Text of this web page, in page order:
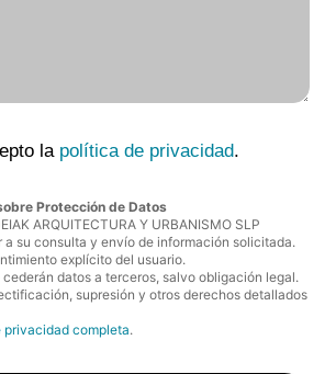
la política de privacidad.
Protección de Datos
ARQUITECTURA Y URBANISMO SLP
a su consulta y envío de información solicitada.
explícito del usuario.
cederán datos a terceros, salvo obligación legal.
supresión y otros derechos detallados
privacidad completa.